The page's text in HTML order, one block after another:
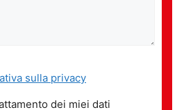
sulla privacy
dei miei dati